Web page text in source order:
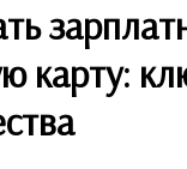
карту: